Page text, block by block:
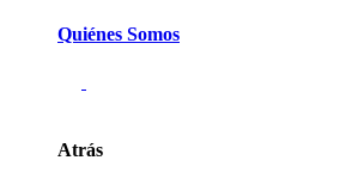
Quiénes Somos
Atrás